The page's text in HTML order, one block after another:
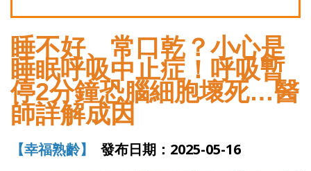
睡不好、常口乾？小心是
睡眠呼吸中止症！呼吸暫
停2分鐘恐腦細胞壞死…醫
師詳解成因
【幸福熟齡】 發布日期：2025-05-16